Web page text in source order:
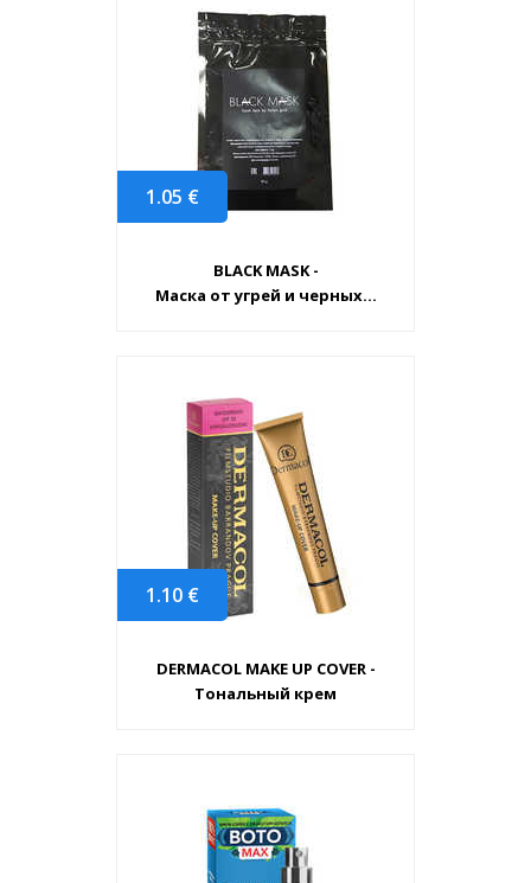
1.05 €
BLACK MASK -
Маска от угрей и черных...
1.10 €
DERMACOL MAKE UP COVER -
Тональный крем